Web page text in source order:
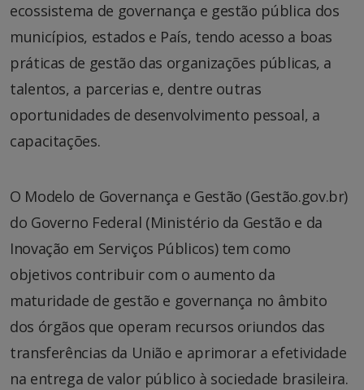
ecossistema de governança e gestão pública dos
municípios, estados e País, tendo acesso a boas
práticas de gestão das organizações públicas, a
talentos, a parcerias e, dentre outras
oportunidades de desenvolvimento pessoal, a
capacitações.
O Modelo de Governança e Gestão (Gestão.gov.br)
do Governo Federal (Ministério da Gestão e da
Inovação em Serviços Públicos) tem como
objetivos contribuir com o aumento da
maturidade de gestão e governança no âmbito
dos órgãos que operam recursos oriundos das
transferências da União e aprimorar a efetividade
na entrega de valor público à sociedade brasileira.